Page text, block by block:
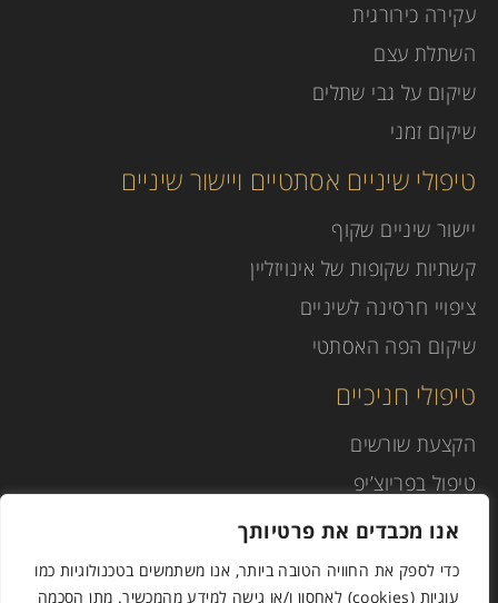
אנו מכבדים את פרטיותך
כדי לספק את החוויה הטובה ביותר, אנו משתמשים בטכנולוגיות כמו
עוגיות (cookies) לאחסון ו/או גישה למידע מהמכשיר. מתן הסכמה
עקירה כירורגית
השתלת עצם
שיקום על גבי שתלים
שיקום זמני
טיפולי שיניים אסתטיים ויישור שיניים
יישור שיניים שקוף
קשתיות שקופות של אינויזליין
ציפויי חרסינה לשיניים
שיקום הפה האסתטי
טיפולי חניכיים
הקצעת שורשים
טיפול בפריוצ’יפ
טיפול שיננית
מאמרים ומדריכים